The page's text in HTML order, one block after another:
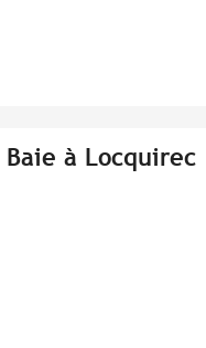
à Locquirec